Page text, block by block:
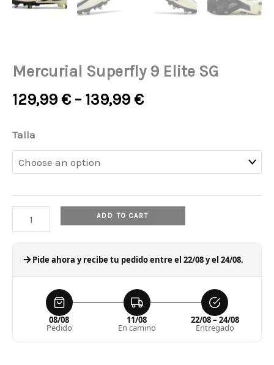
Mercurial Superfly 9 Elite SG
129,99 € – 139,99 €
Talla
Mercurial
Superfly
SG
quantity
ADD TO CART
Pide ahora y recibe tu pedido entre el 22/08 y el 24/08.
08/08
Pedido
11/08
En camino
22/08 – 24/08
Entregado